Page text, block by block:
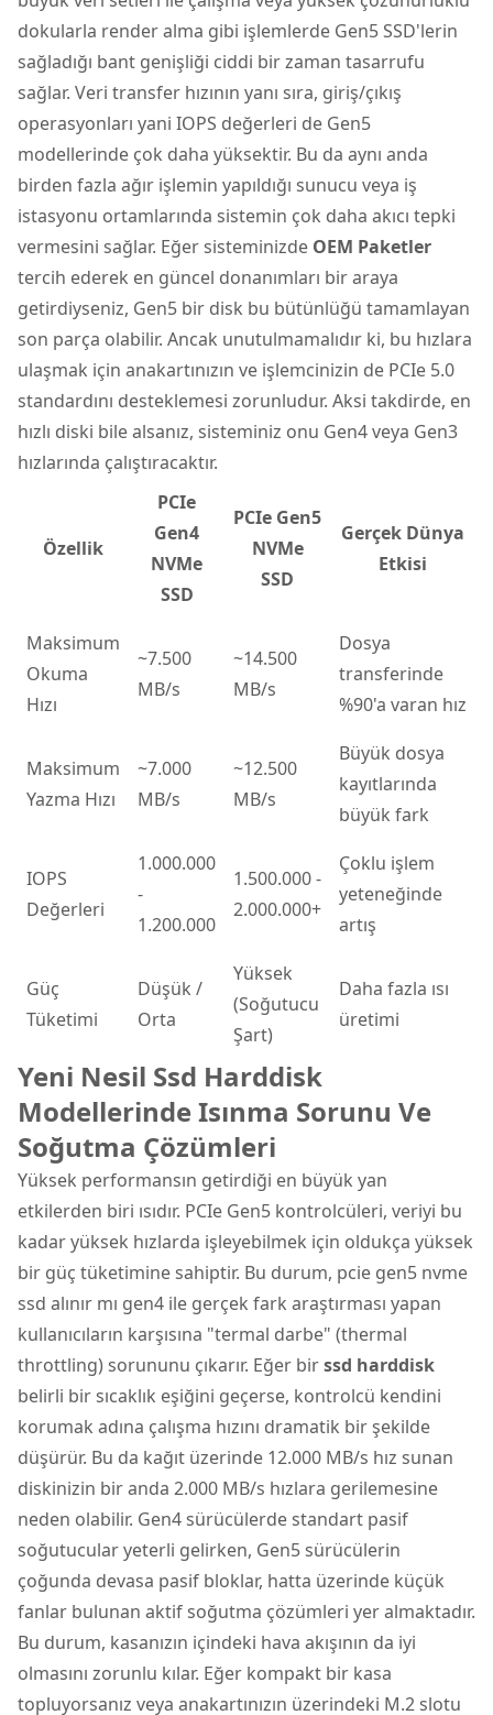
dokularla render alma gibi işlemlerde Gen5 SSD'lerin
sağladığı bant genişliği ciddi bir zaman tasarrufu
sağlar. Veri transfer hızının yanı sıra, giriş/çıkış
operasyonları yani IOPS değerleri de Gen5
modellerinde çok daha yüksektir. Bu da aynı anda
birden fazla ağır işlemin yapıldığı sunucu veya iş
istasyonu ortamlarında sistemin çok daha akıcı tepki
vermesini sağlar. Eğer sisteminizde OEM Paketler
tercih ederek en güncel donanımları bir araya
getirdiyseniz, Gen5 bir disk bu bütünlüğü tamamlayan
son parça olabilir. Ancak unutulmamalıdır ki, bu hızlara
ulaşmak için anakartınızın ve işlemcinizin de PCIe 5.0
standardını desteklemesi zorunludur. Aksi takdirde, en
hızlı diski bile alsanız, sisteminiz onu Gen4 veya Gen3
hızlarında çalıştıracaktır.
Özellik
PCIe
Gen4
NVMe
SSD
PCIe Gen5
NVMe
SSD
Gerçek Dünya
Etkisi
Maksimum
Okuma
Hızı
~7.500
MB/s
~14.500
MB/s
Dosya
transferinde
%90'a varan hız
Maksimum
Yazma Hızı
~7.000
MB/s
~12.500
MB/s
Büyük dosya
kayıtlarında
büyük fark
IOPS
Değerleri
1.000.000
-
1.200.000
1.500.000 -
2.000.000+
Çoklu işlem
yeteneğinde
artış
Güç
Tüketimi
Düşük /
Orta
Yüksek
(Soğutucu
Şart)
Daha fazla ısı
üretimi
Yeni Nesil Ssd Harddisk
Modellerinde Isınma Sorunu Ve
Soğutma Çözümleri
Yüksek performansın getirdiği en büyük yan
etkilerden biri ısıdır. PCIe Gen5 kontrolcüleri, veriyi bu
kadar yüksek hızlarda işleyebilmek için oldukça yüksek
bir güç tüketimine sahiptir. Bu durum, pcie gen5 nvme
ssd alınır mı gen4 ile gerçek fark araştırması yapan
kullanıcıların karşısına "termal darbe" (thermal
throttling) sorununu çıkarır. Eğer birssd harddisk
belirli bir sıcaklık eşiğini geçerse, kontrolcü kendini
korumak adına çalışma hızını dramatik bir şekilde
düşürür. Bu da kağıt üzerinde 12.000 MB/s hız sunan
diskinizin bir anda 2.000 MB/s hızlara gerilemesine
neden olabilir. Gen4 sürücülerde standart pasif
soğutucular yeterli gelirken, Gen5 sürücülerin
çoğunda devasa pasif bloklar, hatta üzerinde küçük
fanlar bulunan aktif soğutma çözümleri yer almaktadır.
Bu durum, kasanızın içindeki hava akışının da iyi
olmasını zorunlu kılar. Eğer kompakt bir kasa
topluyorsanız veya anakartınızın üzerindeki M.2 slotu